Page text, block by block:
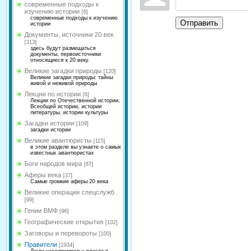
современные подходы к
изучению истории [6]
современные подходы к изучению
истории
Документы, источники 20 век
[313]
здесь будут размещаться
документы, первоисточники
относящиеся к 20 веку.
Великие загадки природы [120]
Великие загадки природы: тайны
живой и неживой природы
Лекции по истории [6]
Лекции по Отечественной истории,
Всеобщей истории, истории
литературы, истории культуры
Загадки истории [109]
загадки истории
Великие авантюристы [115]
в этом разделе вы узнаете о самых
известных авантюристах
Боги народов мира [87]
Аферы века [37]
Самые громкие аферы 20 века
Великие операции спецслужб
[99]
Гении ВМФ [96]
Географические открытия [102]
Заговоры и перевороты [100]
Правители [1934]
Отправить